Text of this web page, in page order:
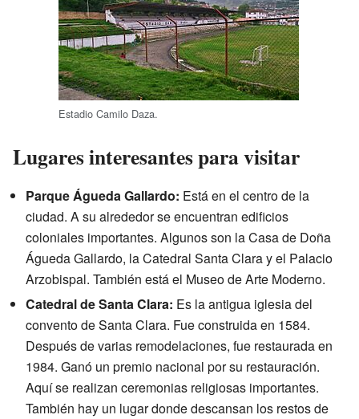
Estadio Camilo Daza.
Lugares interesantes para visitar
Parque Águeda Gallardo: Está en el centro de la
ciudad. A su alrededor se encuentran edificios
coloniales importantes. Algunos son la Casa de Doña
Águeda Gallardo, la Catedral Santa Clara y el Palacio
Arzobispal. También está el Museo de Arte Moderno.
Catedral de Santa Clara: Es la antigua iglesia del
convento de Santa Clara. Fue construida en 1584.
Después de varias remodelaciones, fue restaurada en
1984. Ganó un premio nacional por su restauración.
Aquí se realizan ceremonias religiosas importantes.
También hay un lugar donde descansan los restos de